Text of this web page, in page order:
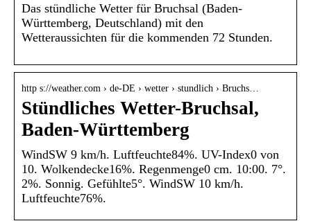
Das stündliche Wetter für Bruchsal (Baden-
Württemberg, Deutschland) mit den
Wetteraussichten für die kommenden 72 Stunden.
http s://weather.com › de-DE › wetter › stundlich › Bruchs…
Stündliches Wetter-Bruchsal,
Baden-Württemberg
WindSW 9 km/h. Luftfeuchte84%. UV-Index0 von
10. Wolkendecke16%. Regenmenge0 cm. 10:00. 7°.
2%. Sonnig. Gefühlte5°. WindSW 10 km/h.
Luftfeuchte76%.